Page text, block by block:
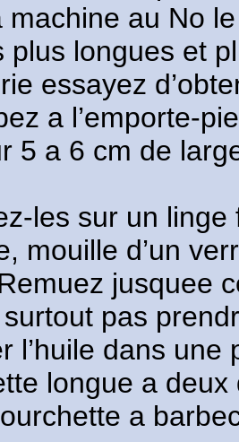
machine au No
plus longues et
essayez
a l’emporte-
5 a 6 cm de
les sur un
mouille d’un
jusquee
pas
l’huile dans une
longue a
a